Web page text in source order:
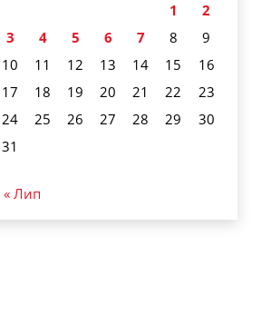
1
2
3
4 5 6 7 8
9
10
11 12 13 14 15
16
17
18 19 20 21 22
23
24
25 26 27 28 29
30
31
« Лип